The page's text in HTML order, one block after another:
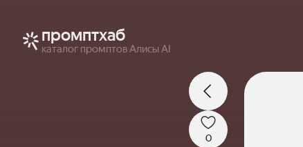
промптхаб
каталог промптов Алисы AI
0